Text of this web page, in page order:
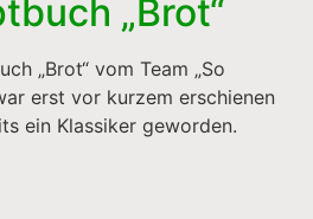
„Brot“
„Brot“ vom Team „So
erst vor kurzem erschienen
ein Klassiker geworden.